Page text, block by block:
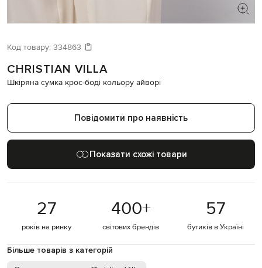
Давайте підберемо щось ще
Схожі товари
Код товару: 334863
CHRISTIAN VILLA
Шкіряна сумка крос-боді кольору айворі
Повідомити про наявність
Показати схожі товари
27
років на ринку
400+
світових брендів
57
бутиків в Україні
Більше товарів з категорій